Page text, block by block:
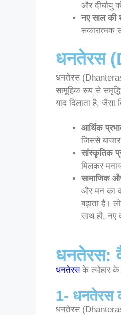
और दीर्घायु
नए साल
सकारात्मक
धनतेरस
धनतेरस
सामूहिक रूप से
याद दिलाता है, जैसा
आर्थिक
जिससे
सांस्कृतिक
मिलकर
सामाजिक
और मन का
बढ़ाता है।
साथ ही, नए
धनतेरस:
धनतेरसके त्योहार के
1- धनतेरस
धनतेरस